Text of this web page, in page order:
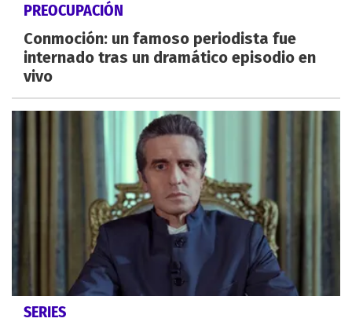
PREOCUPACIÓN
Conmoción: un famoso periodista fue
internado tras un dramático episodio en
vivo
SERIES